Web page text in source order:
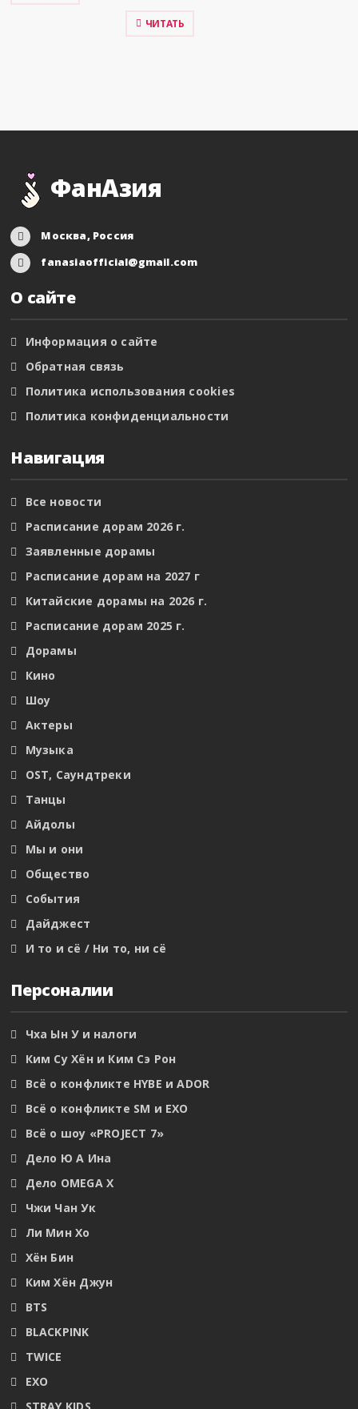
ЧИТАТЬ
ФанАзия
Москва, Россия
fanasiaofficial@gmail.com
О сайте
Информация о сайте
Обратная связь
Политика использования cookies
Политика конфиденциальности
Навигация
Все новости
Расписание дорам 2026 г.
Заявленные дорамы
Расписание дорам на 2027 г
Китайские дорамы на 2026 г.
Расписание дорам 2025 г.
Дорамы
Кино
Шоу
Актеры
Музыка
OST, Саундтреки
Танцы
Айдолы
Мы и они
Общество
События
Дайджест
И то и сё / Ни то, ни сё
Персоналии
Чха Ын У и налоги
Ким Су Хён и Ким Сэ Рон
Всё о конфликте HYBE и ADOR
Всё о конфликте SM и EXO
Всё о шоу «PROJECT 7»
Дело Ю А Ина
Дело OMEGA X
Чжи Чан Ук
Ли Мин Хо
Хён Бин
Ким Хён Джун
BTS
BLACKPINK
TWICE
EXO